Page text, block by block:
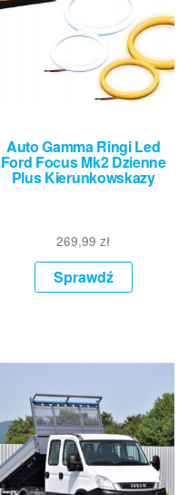
Auto Gamma Ringi Led
Ford Focus Mk2 Dzienne
Plus Kierunkowskazy
269,99zł
Sprawdź